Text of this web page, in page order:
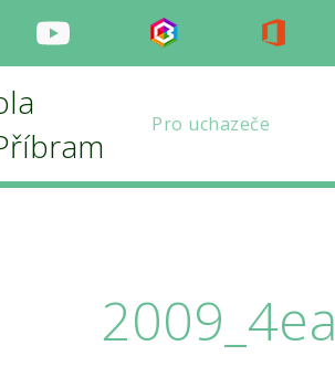
Youtube
Pro uchazeče
2009_4ea